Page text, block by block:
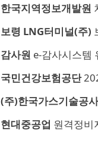
한국지역정보개발원
보령 LNG터미널(주)
감사원 e-감사시스템
국민건강보험공단
(주)한국가스기술공사
현대중공업 원격정비